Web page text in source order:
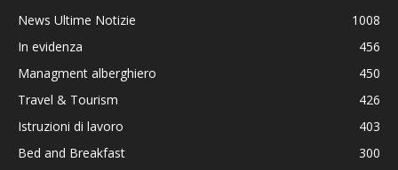
News Ultime Notizie
1008
In evidenza
456
Managment alberghiero
450
Travel & Tourism
426
Istruzioni di lavoro
403
Bed and Breakfast
300